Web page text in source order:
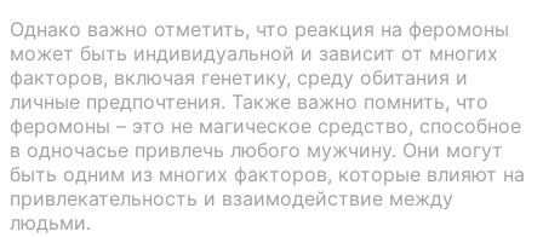
Однако важно отметить, что реакция на феромоны
может быть индивидуальной и зависит от многих
факторов, включая генетику, среду обитания и
личные предпочтения. Также важно помнить, что
феромоны – это не магическое средство, способное
в одночасье привлечь любого мужчину. Они могут
быть одним из многих факторов, которые влияют на
привлекательность и взаимодействие между
людьми.